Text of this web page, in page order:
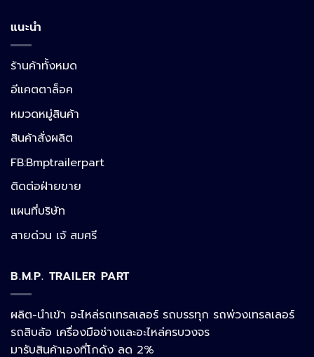
แนะนำ
ร้านค้าทั้งหมด
อีแคตตาล็อค
หมวดหมู่สินค้า
สินค้าสั่งผลิต
FB:Bmptrailerpart
ติดต่อฝ่ายขาย
แผนที่บริษัท
สายด่วน เจ้ สมศรี
B.M.P. TRAILER PART
ผลิต-นำเข้า อะไหล่รถเทรลเลอร์ รถบรรทุก รถพ่วงเทรลเลอร์
รถสิบล้อ เครื่องมือช่างและอะไหล่ครบวงจร
มารับสินค้าเองที่โกดัง ลด 2%